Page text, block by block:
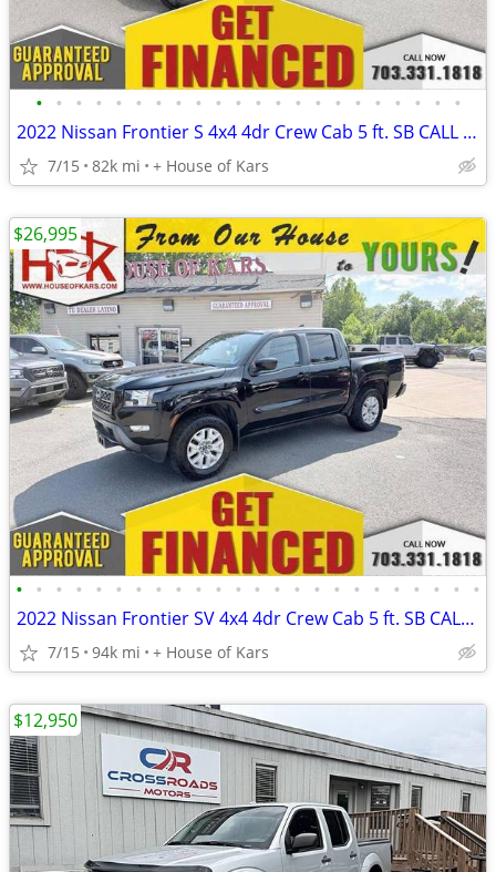
• • • • • • • • • • • • • • • • • • • • • •
2022 Nissan Frontier S 4x4 4dr Crew Cab 5 ft. SB CALL OR TEXT TODAY
7/15 82k mi + House of Kars
• • • • • • • • • • • • • • • • • • • • • • • •
2022 Nissan Frontier SV 4x4 4dr Crew Cab 5 ft. SB CALL OR TEXT TODAY
7/15 94k mi + House of Kars
$26,995
$12,950